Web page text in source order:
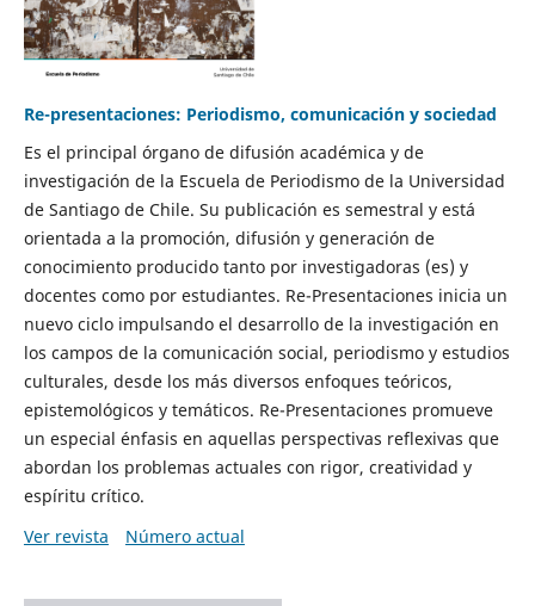
Re-presentaciones: Periodismo, comunicación y sociedad
Es el principal órgano de difusión académica y de
investigación de la Escuela de Periodismo de la Universidad
de Santiago de Chile. Su publicación es semestral y está
orientada a la promoción, difusión y generación de
conocimiento producido tanto por investigadoras (es) y
docentes como por estudiantes. Re-Presentaciones inicia un
nuevo ciclo impulsando el desarrollo de la investigación en
los campos de la comunicación social, periodismo y estudios
culturales, desde los más diversos enfoques teóricos,
epistemológicos y temáticos. Re-Presentaciones promueve
un especial énfasis en aquellas perspectivas reflexivas que
abordan los problemas actuales con rigor, creatividad y
espíritu crítico.
Ver revista
Número actual